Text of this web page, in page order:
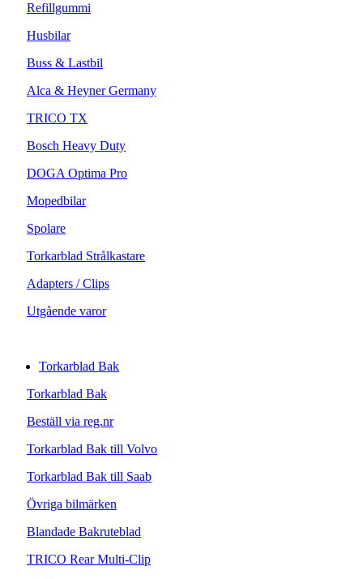
Refillgummi
Husbilar
Buss & Lastbil
Alca & Heyner Germany
TRICO TX
Bosch Heavy Duty
DOGA Optima Pro
Mopedbilar
Spolare
Torkarblad Strålkastare
Adapters / Clips
Utgående varor
Torkarblad Bak
Torkarblad Bak
Beställ via reg.nr
Torkarblad Bak till Volvo
Torkarblad Bak till Saab
Övriga bilmärken
Blandade Bakruteblad
TRICO Rear Multi-Clip